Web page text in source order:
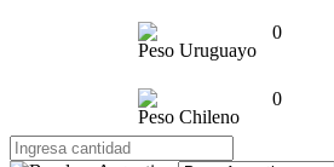
Peso Uruguayo
0
Peso Chileno
0